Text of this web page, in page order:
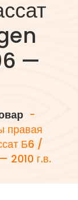
—
-
правая
Б6 /
2010 г.в.